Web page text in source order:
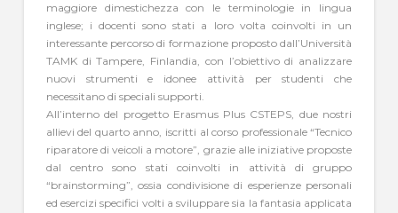
maggiore dimestichezza con le terminologie in lingua
inglese; i docenti sono stati a loro volta coinvolti in un
interessante percorso di formazione proposto dall’Università
TAMK di Tampere, Finlandia, con l’obiettivo di analizzare
nuovi strumenti e idonee attività per studenti che
necessitano di speciali supporti.
All’interno del progetto Erasmus Plus CSTEPS, due nostri
allievi del quarto anno, iscritti al corso professionale “Tecnico
riparatore di veicoli a motore”, grazie alle iniziative proposte
dal centro sono stati coinvolti in attività di gruppo
“brainstorming”, ossia condivisione di esperienze personali
ed esercizi specifici volti a sviluppare sia la fantasia applicata